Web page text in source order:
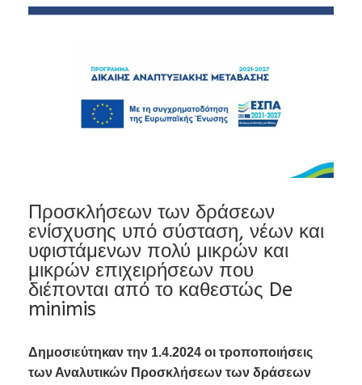
Προσκλήσεων των δράσεων
ενίσχυσης υπό σύσταση, νέων και
υφιστάμενων πολύ μικρών και
μικρών επιχειρήσεων που
διέπονται από το καθεστώς De
minimis
Δημοσιεύτηκαν την 1.4.2024 οι τροποποιήσεις
των Αναλυτικών Προσκλήσεων των δράσεων